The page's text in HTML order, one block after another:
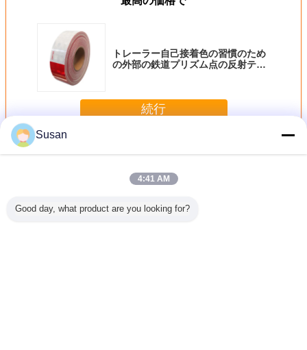
トレーラー自己接着色の習慣のため
の外部の鉄道プリズム点の反射テー
続行
多く反射意識テープ
Susan
4:41 AM
Good day, what product are you looking for?